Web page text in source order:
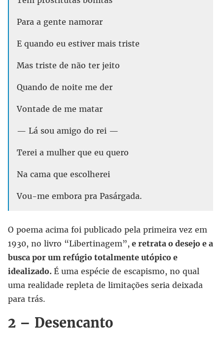
Para a gente namorar
E quando eu estiver mais triste
Mas triste de não ter jeito
Quando de noite me der
Vontade de me matar
— Lá sou amigo do rei —
Terei a mulher que eu quero
Na cama que escolherei
Vou-me embora pra Pasárgada.
O poema acima foi publicado pela primeira vez em
1930, no livro “Libertinagem”, e retrata o desejo e a
busca por um refúgio totalmente utópico e
idealizado. É uma espécie de escapismo, no qual
uma realidade repleta de limitações seria deixada
para trás.
2 – Desencanto